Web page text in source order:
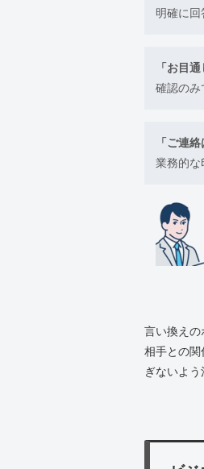
明確に回
「お目
確認のみ
「ご連
業務的な
言い換えの
相手との関
ぎないよう